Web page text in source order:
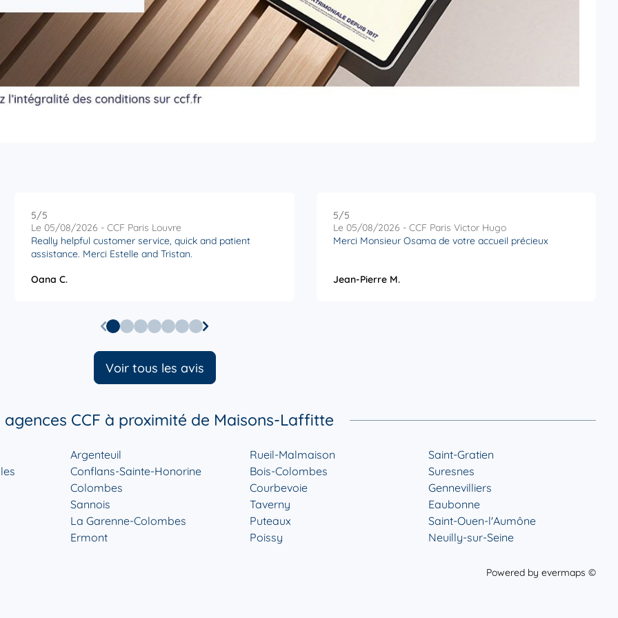
plus
plus
5/5
Le 05/08/2026 - CCF Paris Louvre
Really helpful customer service, quick and patient
assistance. Merci Estelle and Tristan.
Oana C.
5/5
Le 05/08/2026 - CCF Paris Victor Hugo
Merci Monsieur Osama de votre accueil précieux
Jean-Pierre M.
Voir tous les avis
agences CCF à proximité de Maisons-Laffitte
Argenteuil
Conflans-Sainte-Honorine
Colombes
Sannois
La Garenne-Colombes
Ermont
Rueil-Malmaison
Bois-Colombes
Courbevoie
Taverny
Puteaux
Poissy
Saint-Gratien
Suresnes
Gennevilliers
Eaubonne
Saint-Ouen-l'Aumône
Neuilly-sur-Seine
Powered by evermaps ©